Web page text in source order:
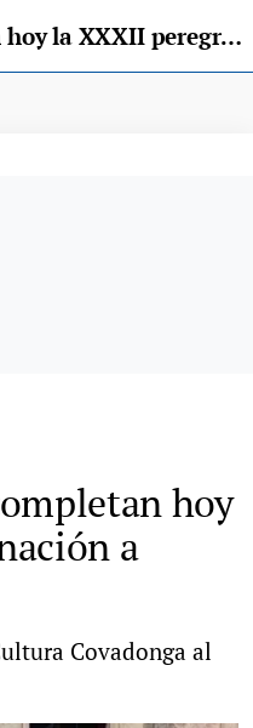
Los "grupistas" completan hoy la XXXII peregrinación a Covadonga
hoy
a
Covadonga al